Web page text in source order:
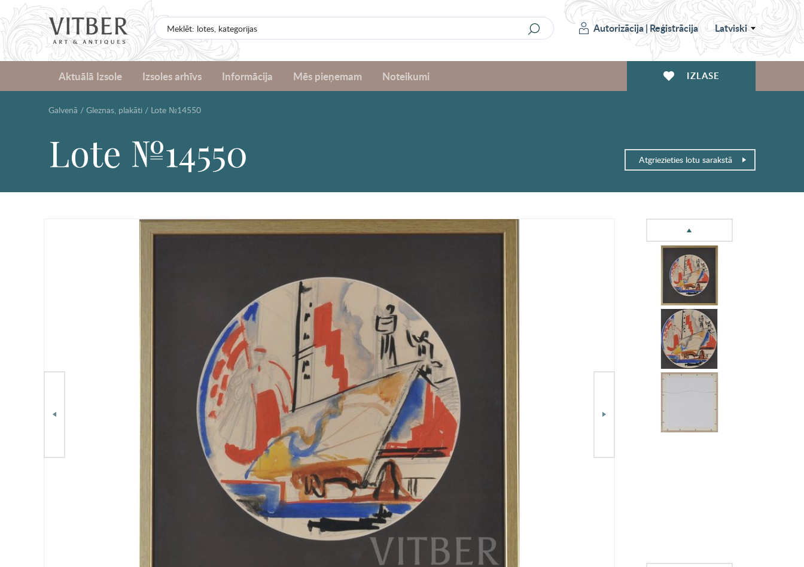
Autorizācija|Reģistrācija Latviski
Aktuālā Izsole Izsoles arhīvs Informācija Mēs pieņemam Noteikumi IZLASE
Galvenā / Gleznas, plakāti / Lote №14550
Lote №14550 Atgriezieties lotu sarakstā